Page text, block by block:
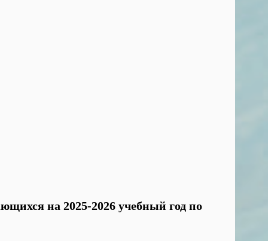
на 2025-2026 учебный год по